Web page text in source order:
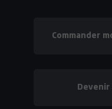
Commander